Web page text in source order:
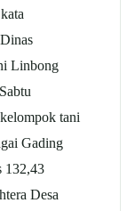
Linbong
tani
Gading
132,43
Desa